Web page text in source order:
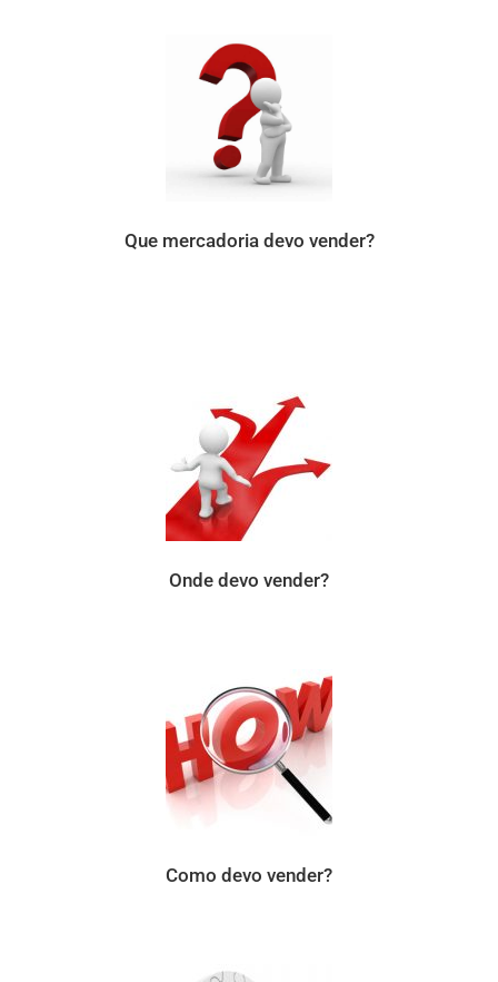
Que mercadoria devo vender?
Onde devo vender?
Como devo vender?